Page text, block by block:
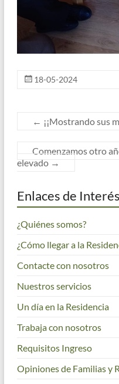
18-05-2024
← ¡¡Mostrando sus
Comenzamos otro
elevado →
Enlaces de Interés
¿Quiénes somos?
¿Cómo llegar a la
Contacte con nosotros
Nuestros servicios
Un día en la Residencia
Trabaja con nosotros
Requisitos Ingreso
Opiniones de Familias y